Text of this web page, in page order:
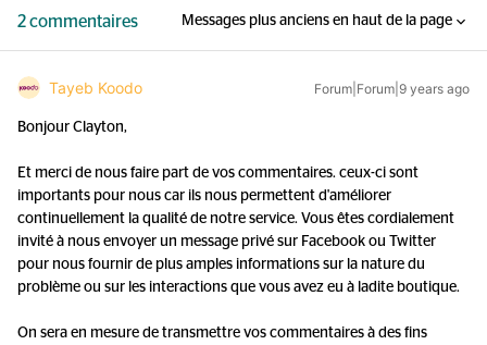
2 commentaires Messages plus anciens en haut de la page
Tayeb Koodo Forum|Forum|9 years ago
Bonjour Clayton,
Et merci de nous faire part de vos commentaires. ceux-ci sont
importants pour nous car ils nous permettent d'améliorer
continuellement la qualité de notre service. Vous êtes cordialement
invité à nous envoyer un message privé sur Facebook ou Twitter
pour nous fournir de plus amples informations sur la nature du
problème ou sur les interactions que vous avez eu à ladite boutique.
On sera en mesure de transmettre vos commentaires à des fins